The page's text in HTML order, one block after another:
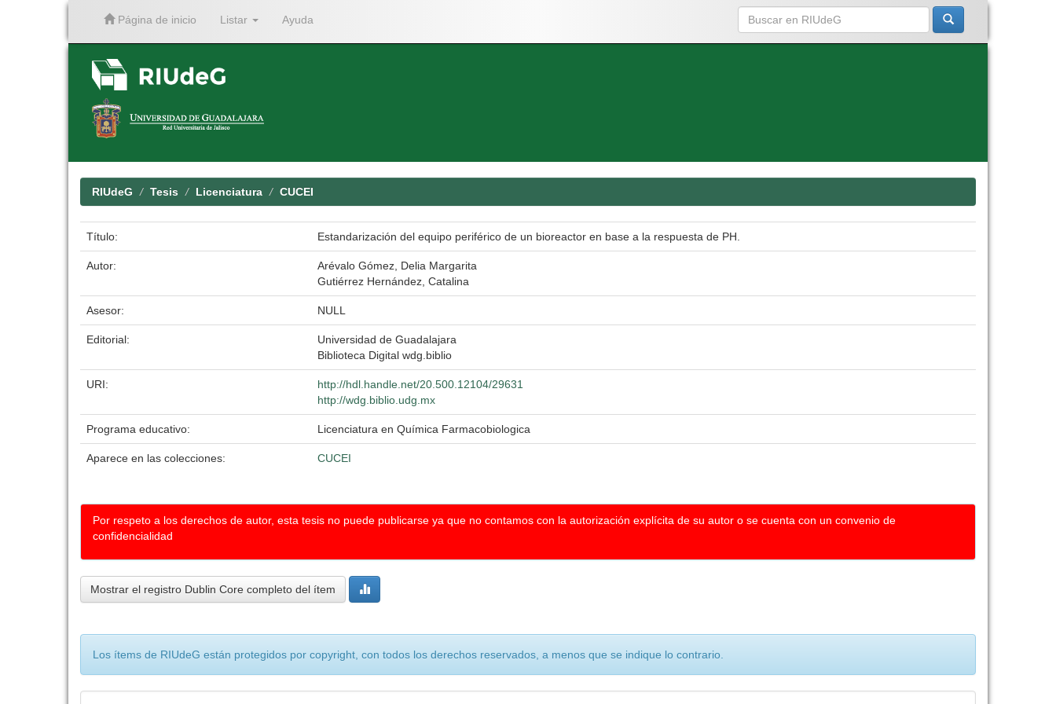
Página de inicio Listar Ayuda
RIUdeG Tesis Licenciatura CUCEI
Título: Estandarización del equipo periférico de un bioreactor en base a la respuesta de PH.
Autor:
Arévalo Gómez, Delia Margarita
Gutiérrez Hernández, Catalina
Asesor: NULL
Editorial:
Universidad de Guadalajara
Biblioteca Digital wdg.biblio
URI:
http://hdl.handle.net/20.500.12104/29631
http://wdg.biblio.udg.mx
Programa educativo: Licenciatura en Química Farmacobiologica
Aparece en las colecciones: CUCEI
Por respeto a los derechos de autor, esta tesis no puede publicarse ya que no contamos con la autorización explícita de su autor o se cuenta con un convenio de
confidencialidad
Mostrar el registro Dublin Core completo del ítem
Los ítems de RIUdeG están protegidos por copyright, con todos los derechos reservados, a menos que se indique lo contrario.